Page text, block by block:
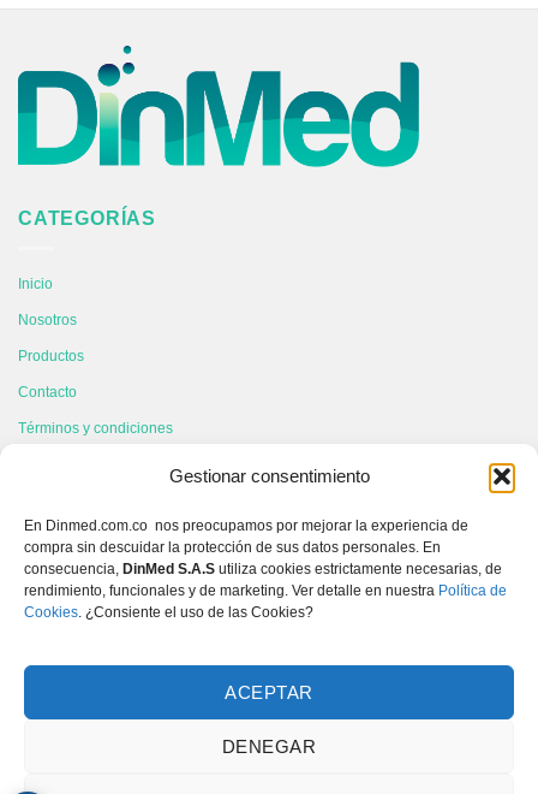
Gestionar consentimiento
En Dinmed.com.co nos preocupamos por mejorar la experiencia de
compra sin descuidar la protección de sus datos personales. En
consecuencia, DinMed S.A.S utiliza cookies estrictamente necesarias, de
rendimiento, funcionales y de marketing. Ver detalle en nuestra Política de
Cookies. ¿Consiente el uso de las Cookies?
ACEPTAR
DENEGAR
CATEGORÍAS
Inicio
Nosotros
Productos
Contacto
Términos y condiciones
604 6049931
3167443060